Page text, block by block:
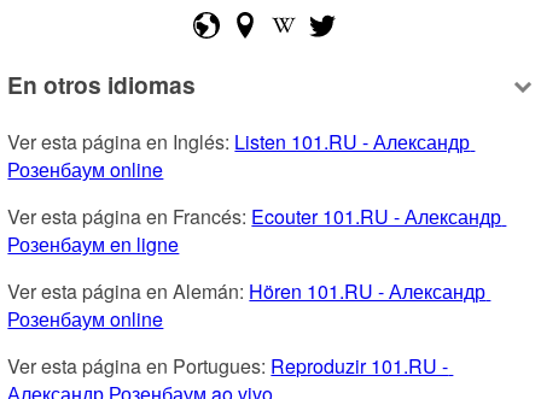
En otros idiomas
Ver esta página en Inglés: Listen 101.RU - Александр
Розенбаум online
Ver esta página en Francés: Ecouter 101.RU - Александр
Розенбаум en ligne
Ver esta página en Alemán: Hören 101.RU - Александр
Розенбаум online
Ver esta página en Portugues: Reproduzir 101.RU -
Александр Розенбаум ao vivo